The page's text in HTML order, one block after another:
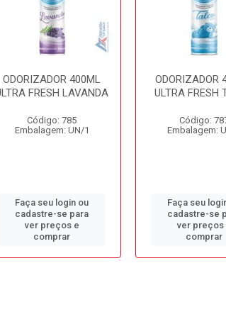
ODORIZADOR 400ML
FRESH LAVANDA
Código: 785
Embalagem: UN/1
Faça seu login ou
cadastre-se para
ver preços e
comprar
ODORIZADOR
ULTRA FRESH
Código:
Embalagem:
Faça seu
cadastre-se
ver preços
comprar